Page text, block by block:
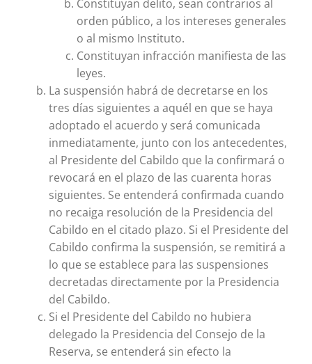
Constituyan delito, sean contrarios al
orden público, a los intereses generales
o al mismo Instituto.
Constituyan infracción manifiesta de las
leyes.
La suspensión habrá de decretarse en los
tres días siguientes a aquél en que se haya
adoptado el acuerdo y será comunicada
inmediatamente, junto con los antecedentes,
al Presidente del Cabildo que la confirmará o
revocará en el plazo de las cuarenta horas
siguientes. Se entenderá confirmada cuando
no recaiga resolución de la Presidencia del
Cabildo en el citado plazo. Si el Presidente del
Cabildo confirma la suspensión, se remitirá a
lo que se establece para las suspensiones
decretadas directamente por la Presidencia
del Cabildo.
Si el Presidente del Cabildo no hubiera
delegado la Presidencia del Consejo de la
Reserva, se entenderá sin efecto la